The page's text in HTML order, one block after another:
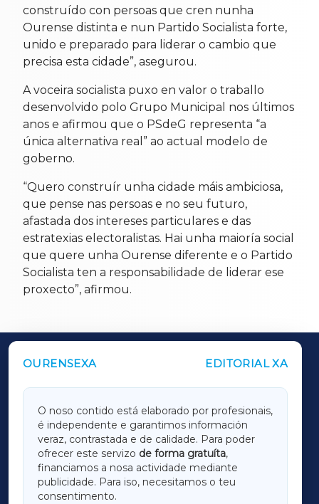
construído con persoas que cren nunha
Ourense distinta e nun Partido Socialista forte,
unido e preparado para liderar o cambio que
precisa esta cidade”, asegurou.
A voceira socialista puxo en valor o traballo
desenvolvido polo Grupo Municipal nos últimos
anos e afirmou que o PSdeG representa “a
única alternativa real” ao actual modelo de
goberno.
“Quero construír unha cidade máis ambiciosa,
que pense nas persoas e no seu futuro,
afastada dos intereses particulares e das
estratexias electoralistas. Hai unha maioría social
que quere unha Ourense diferente e o Partido
Socialista ten a responsabilidade de liderar ese
proxecto”, afirmou.
OURENSEXA EDITORIAL XA
O noso contido está elaborado por profesionais,
é independente e garantimos información
veraz, contrastada e de calidade. Para poder
ofrecer este servizo de forma gratuíta,
financiamos a nosa actividade mediante
publicidade. Para iso, necesitamos o teu
consentimento.
OUTROS PERIÓDICOS
LUGOXA
TERRACHAXA